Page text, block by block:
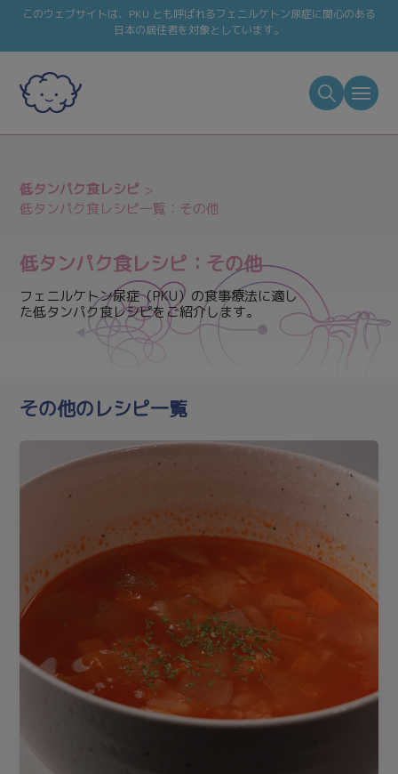
このウェブサイトは、PKU とも呼ばれるフェニルケトン尿症に関心のある
日本の居住者を対象としています。
低タンパク食レシピ
低タンパク食レシピ一覧：その他
低タンパク食レシピ：その他
フェニルケトン尿症（PKU）の食事療法に適し
た低タンパク食レシピをご紹介します。
その他のレシピ一覧